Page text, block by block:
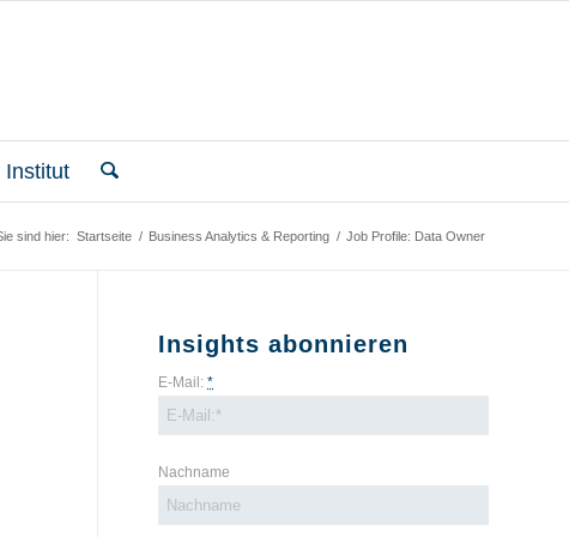
Institut
sind hier: Startseite / Business Analytics & Reporting / Job Profile: Data Owner
Insights abonnieren
E-Mail:*
Nachname